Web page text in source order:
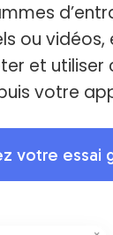
ou vidéos,
et utiliser
votre
votre essai